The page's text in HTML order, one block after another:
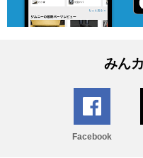
みん
Facebook